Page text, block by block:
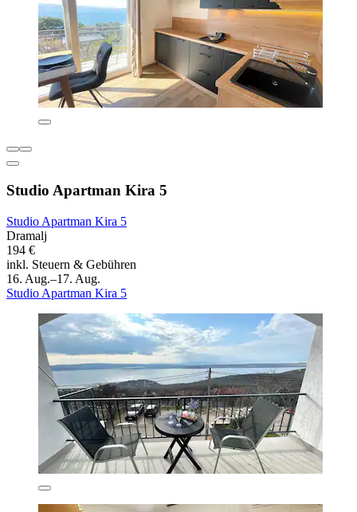
Studio Apartman Kira 5
Studio Apartman Kira 5
Dramalj
194 €
inkl. Steuern & Gebühren
16. Aug.–17. Aug.
Studio Apartman Kira 5